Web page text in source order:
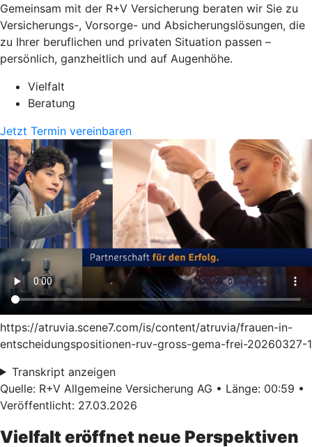
Gemeinsam mit der R+V Versicherung beraten wir Sie zu
Versicherungs-, Vorsorge- und Absicherungslösungen, die
zu Ihrer beruflichen und privaten Situation passen –
persönlich, ganzheitlich und auf Augenhöhe.
Vielfalt
Beratung
Jetzt Termin vereinbaren
https://atruvia.scene7.com/is/content/atruvia/frauen-in-
entscheidungspositionen-ruv-gross-gema-frei-20260327-1
Transkript anzeigen
Quelle: R+V Allgemeine Versicherung AG • Länge: 00:59 •
Veröffentlicht: 27.03.2026
Vielfalt eröffnet neue Perspektiven